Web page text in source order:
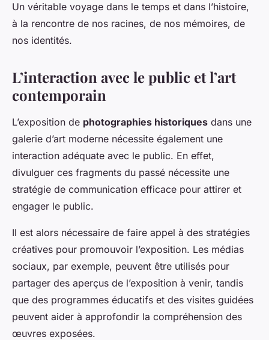
Un véritable voyage dans le temps et dans l’histoire,
à la rencontre de nos racines, de nos mémoires, de
nos identités.
L’interaction avec le public et l’art
contemporain
L’exposition de photographies historiques dans une
galerie d’art moderne nécessite également une
interaction adéquate avec le public. En effet,
divulguer ces fragments du passé nécessite une
stratégie de communication efficace pour attirer et
engager le public.
Il est alors nécessaire de faire appel à des stratégies
créatives pour promouvoir l’exposition. Les médias
sociaux, par exemple, peuvent être utilisés pour
partager des aperçus de l’exposition à venir, tandis
que des programmes éducatifs et des visites guidées
peuvent aider à approfondir la compréhension des
œuvres exposées.